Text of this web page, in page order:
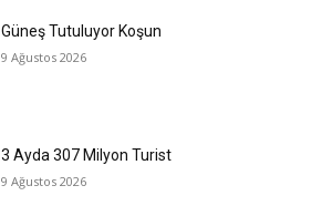
Güneş Tutuluyor Koşun
9 Ağustos 2026
3 Ayda 307 Milyon Turist
9 Ağustos 2026